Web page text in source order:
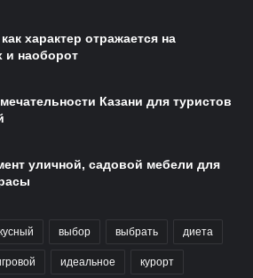
характер отражается на
и наоборот
Казани для туристов
уличной, садовой мебели для
выбор выбрать диета
идеальное курорт